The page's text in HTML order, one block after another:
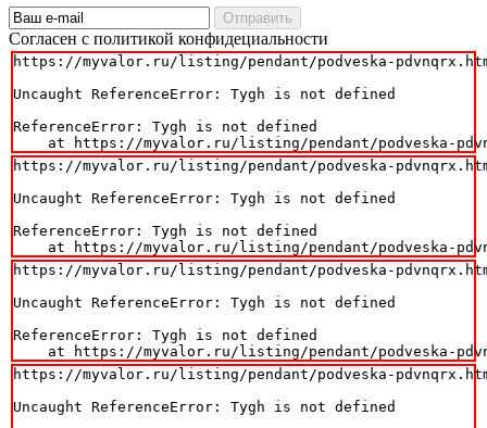
Отправить
Cогласен с политикой конфидециальности
https://myvalor.ru/listing/pendant/podveska-
Uncaught ReferenceError: Tygh is not defined
ReferenceError: Tygh is not defined
at https://myvalor.ru/listing/pendant/podveska-
https://myvalor.ru/listing/pendant/podveska-
Uncaught ReferenceError: Tygh is not defined
ReferenceError: Tygh is not defined
at https://myvalor.ru/listing/pendant/podveska-
https://myvalor.ru/listing/pendant/podveska-
Uncaught ReferenceError: Tygh is not defined
ReferenceError: Tygh is not defined
at https://myvalor.ru/listing/pendant/podveska-
https://myvalor.ru/listing/pendant/podveska-
Uncaught ReferenceError: Tygh is not defined